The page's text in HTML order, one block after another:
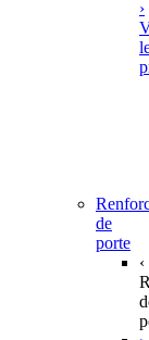
›
de
porte
‹